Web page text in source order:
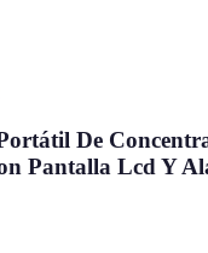
De
Pantalla Lcd Y